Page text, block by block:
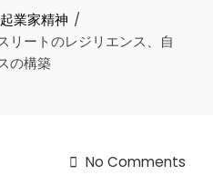
業家精神
リートのレジリエンス、自
の構築
No Comments